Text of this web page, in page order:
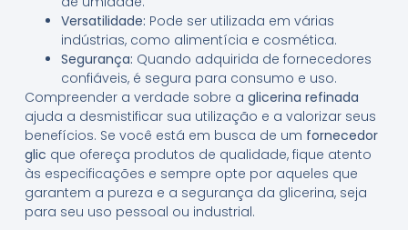
Versatilidade: Pode ser utilizada em várias
indústrias, como alimentícia e cosmética.
Segurança: Quando adquirida de fornecedores
confiáveis, é segura para consumo e uso.
Compreender a verdade sobre a glicerina refinada
ajuda a desmistificar sua utilização e a valorizar seus
benefícios. Se você está em busca de um fornecedor
glic que ofereça produtos de qualidade, fique atento
às especificações e sempre opte por aqueles que
garantem a pureza e a segurança da glicerina, seja
para seu uso pessoal ou industrial.